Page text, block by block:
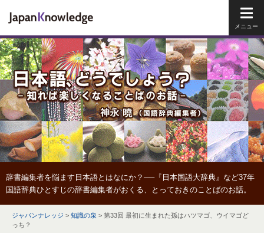
辞書編集者を悩ます日本語とはなにか？──『日本国語大辞典』など37年
国語辞典ひとすじの辞書編集者がおくる、とっておきのことばのお話。
ジャパンナレッジ > 知識の泉 > 第33回 最初に生まれた孫はハツマゴ、ウイマゴど
っち？